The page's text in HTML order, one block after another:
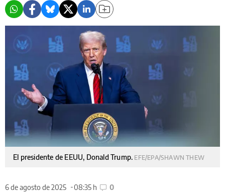
El presidente de EEUU, Donald Trump. EFE/EPA/SHAWN THEW
6 de agosto de 2025 08:35 h 0